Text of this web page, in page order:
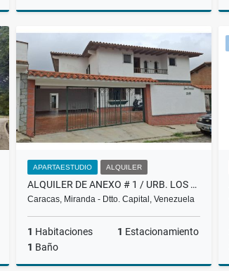
Alquiler
US$600
APARTAESTUDIO ALQUILER
ALQUILER DE ANEXO # 1 / URB. LOS NARANJOS / EL HATILLO / PP
Caracas, Miranda - Dtto. Capital, Venezuela
1 Habitaciones 1 Estacionamiento
1 Baño